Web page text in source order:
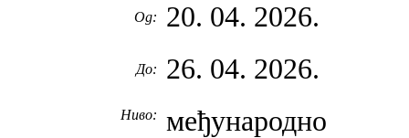
Од: 20. 04. 2026.
До: 26. 04. 2026.
Ниво: међународно